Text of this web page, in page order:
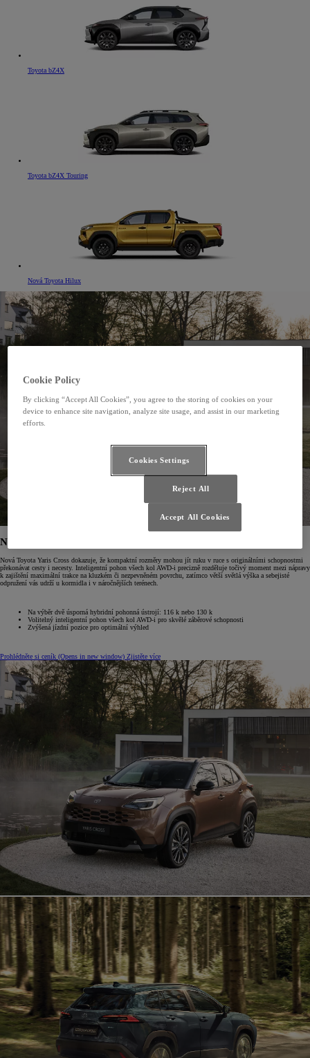
Toyota bZ4X
Toyota bZ4X Touring
Nová Toyota Hilux
Nový Yaris Cross
Nová Toyota Yaris Cross dokazuje, že kompaktní rozměry mohou jít ruku v ruce s originálními schopnostmi
překonávat cesty i necesty. Inteligentní pohon všech kol AWD-i precizně rozděluje točivý moment mezi nápravy
k zajištění maximální trakce na kluzkém či nezpevněném povrchu, zatímco větší světlá výška a sebejisté
odpružení vás udrží u kormidla i v náročnějších terénech.
Na výběr dvě úsporná hybridní pohonná ústrojí: 116 k nebo 130 k
Volitelný inteligentní pohon všech kol AWD-i pro skvělé záběrové schopnosti
Zvýšená jízdní pozice pro optimální výhled
Prohlédněte si ceník (Opens in new window) Zjistěte více
Cookie Policy
By clicking “Accept All Cookies”, you agree to the storing of cookies on your
device to enhance site navigation, analyze site usage, and assist in our marketing
efforts.
Cookies Settings
Reject All
Accept All Cookies